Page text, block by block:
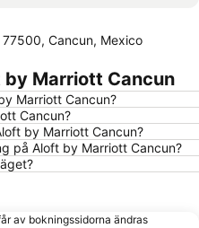
Plaza Kukulcan
Cancun Bus Terminal
Cancun, Mexico
Marriott Cancun
Marriott Cancun?
Cancun?
by Marriott Cancun?
på Aloft by Marriott Cancun?
av bokningssidorna ändras